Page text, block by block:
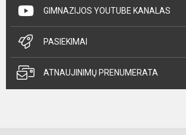
GIMNAZIJOS YOUTUBE KANALAS
PASIEKIMAI
ATNAUJINIMŲ PRENUMERATA